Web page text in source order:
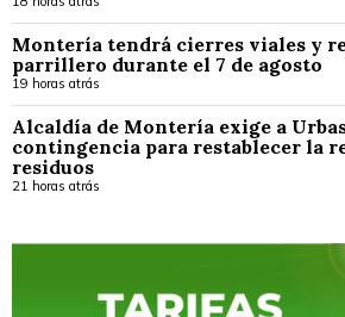
Montería tendrá cierres viales y
parrillero durante el 7 de agosto
19 horas atrás
Alcaldía de Montería exige a
contingencia para restablecer la
residuos
21 horas atrás